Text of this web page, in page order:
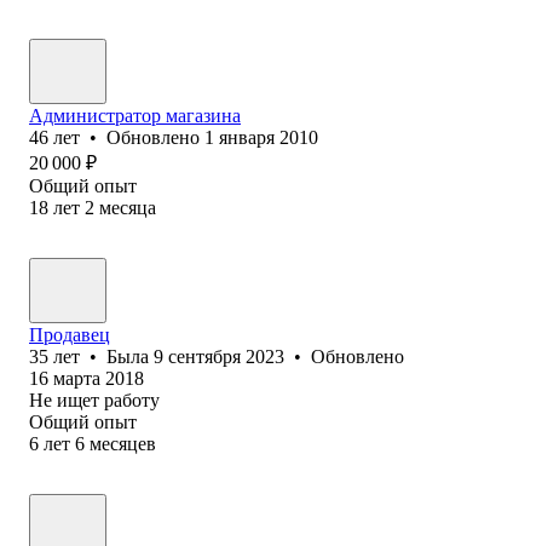
Администратор магазина
46 лет • Обновлено 1 января 2010
20 000 ₽
Общий опыт
18 лет 2 месяца
Продавец
35 лет • Была 9 сентября 2023 • Обновлено
16 марта 2018
Не ищет работу
Общий опыт
6 лет 6 месяцев